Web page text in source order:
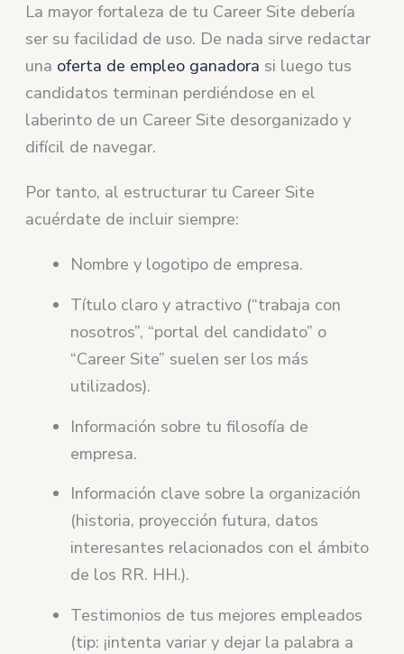
La mayor fortaleza de tu Career Site debería
ser su facilidad de uso. De nada sirve redactar
una oferta de empleo ganadora si luego tus
candidatos terminan perdiéndose en el
laberinto de un Career Site desorganizado y
difícil de navegar.
Por tanto, al estructurar tu Career Site
acuérdate de incluir siempre:
Nombre y logotipo de empresa.
Título claro y atractivo (“trabaja con
nosotros”, “portal del candidato” o
“Career Site” suelen ser los más
utilizados).
Información sobre tu filosofía de
empresa.
Información clave sobre la organización
(historia, proyección futura, datos
interesantes relacionados con el ámbito
de los RR. HH.).
Testimonios de tus mejores empleados
(tip: ¡intenta variar y dejar la palabra a